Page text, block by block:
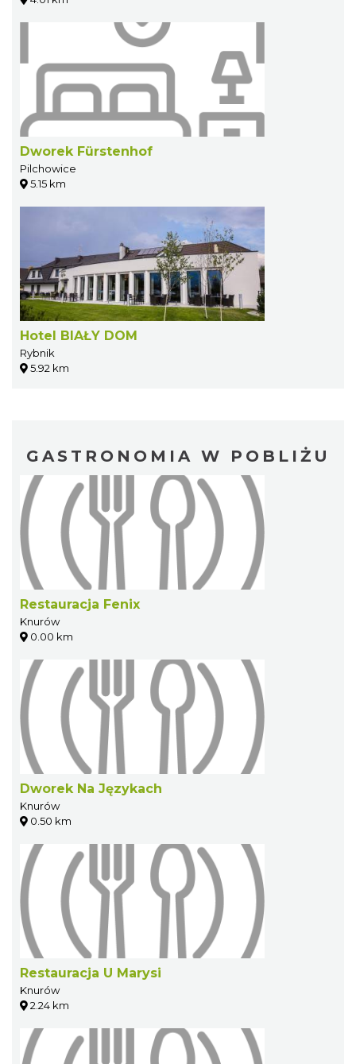
Dworek Fürstenhof
Pilchowice
5.15 km
Hotel BIAŁY DOM
Rybnik
5.92 km
GASTRONOMIA W POBLIŻU
Restauracja Fenix
Knurów
0.00 km
Dworek Na Językach
Knurów
0.50 km
Restauracja U Marysi
Knurów
2.24 km